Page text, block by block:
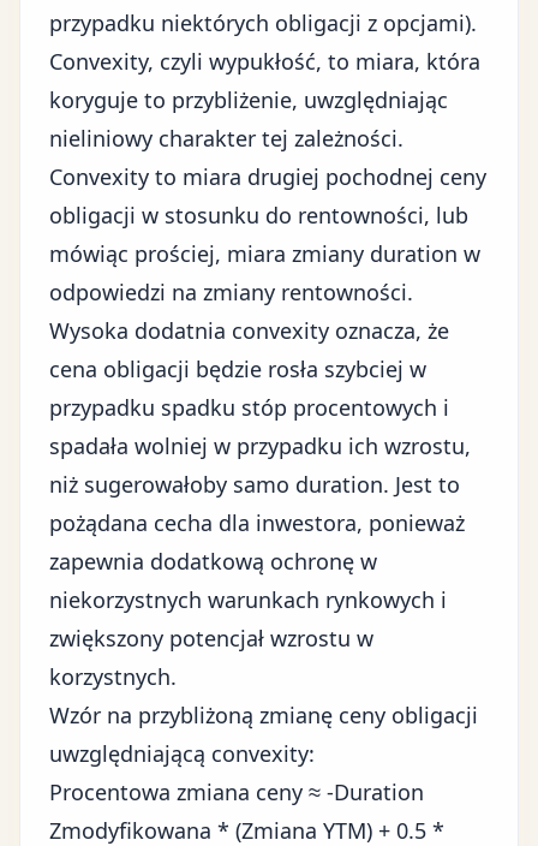
przypadku niektórych obligacji z opcjami).
Convexity, czyli wypukłość, to miara, która
koryguje to przybliżenie, uwzględniając
nieliniowy charakter tej zależności.
Convexity to miara drugiej pochodnej ceny
obligacji w stosunku do rentowności, lub
mówiąc prościej, miara zmiany duration w
odpowiedzi na zmiany rentowności.
Wysoka dodatnia convexity oznacza, że
cena obligacji będzie rosła szybciej w
przypadku spadku stóp procentowych i
spadała wolniej w przypadku ich wzrostu,
niż sugerowałoby samo duration. Jest to
pożądana cecha dla inwestora, ponieważ
zapewnia dodatkową ochronę w
niekorzystnych warunkach rynkowych i
zwiększony potencjał wzrostu w
korzystnych.
Wzór na przybliżoną zmianę ceny obligacji
uwzględniającą convexity:
Procentowa zmiana ceny ≈ -Duration
Zmodyfikowana * (Zmiana YTM) + 0.5 *